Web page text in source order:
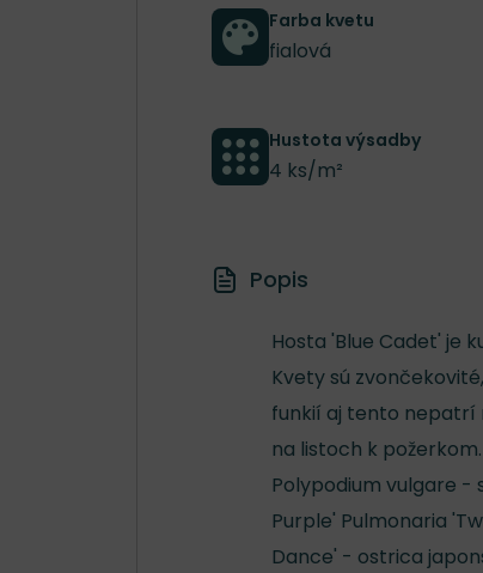
Farba kvetu
fialová
Hustota výsadby
4 ks/m²
Popis
Hosta 'Blue Cadet' je
Kvety sú
funkií aj tento nepatrí
na listoch k
Polypodium vulgare -
Purple' Pulmonaria
Dance' - ostrica